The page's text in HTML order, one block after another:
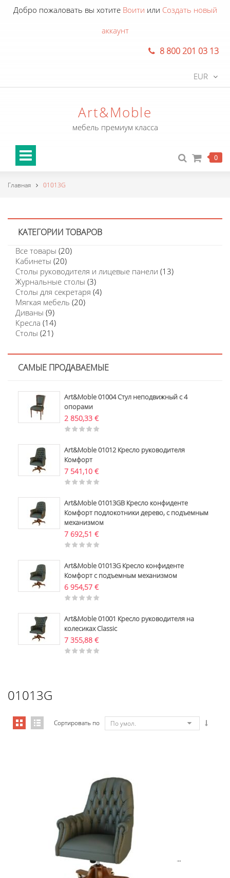
Добро пожаловать вы хотите Воити или Создать новый
аккаунт
8 800 201 03 13
EUR
Art&Moble
мебель премиум класса
0
Главная 01013G
КАТЕГОРИИ ТОВАРОВ
Все товары (20)
Кабинеты (20)
Столы руководителя и лицевые панели (13)
Журнальные столы (3)
Столы для секретаря (4)
Мягкая мебель (20)
Диваны (9)
Кресла (14)
Столы (21)
САМЫЕ ПРОДАВАЕМЫЕ
Art&Moble 01004 Стул неподвижный с 4
опорами
2 850,33 €
Art&Moble 01012 Кресло руководителя
Комфорт
7 541,10 €
Art&Moble 01013GB Кресло конфиденте
Комфорт подлокотники дерево, с подъемным
механизмом
7 692,51 €
Art&Moble 01013G Кресло конфиденте
Комфорт с подъемным механизмом
6 954,57 €
Art&Moble 01001 Кресло руководителя на
колесиках Classic
7 355,88 €
01013G
Сортировать по По умол.
Art&Moble 01013G Кресло конфиде�...